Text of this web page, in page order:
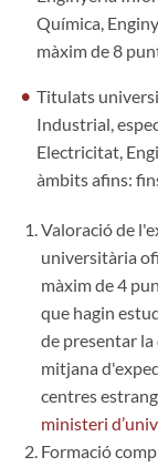
Química,
màxim de 8
Titulats
Industrial,
Electricitat,
àmbits afins:
Valoració de
universitària
màxim de 4
que hagin
de presentar
mitjana
centres
ministeri
Formació